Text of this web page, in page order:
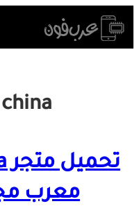
Skip
to
معرب